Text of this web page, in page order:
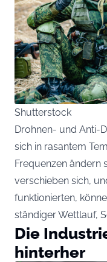
Shutterstock
Drohnen- und Anti-
sich in rasantem
Frequenzen ändern
verschieben sich,
funktionierten,
ständiger Wettlauf,
Die
hinterher